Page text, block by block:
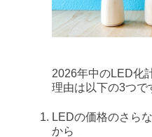
2026年中のLED化
理由は以下の3つで
LEDの価格のさら
から